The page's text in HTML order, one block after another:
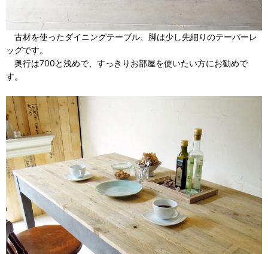
古材を使ったダイニングテーブル、脚は少し先細りのテーパーレ
ッグです。
奥行は700と浅めで、すっきりお部屋を使いたい方にお勧めで
す。